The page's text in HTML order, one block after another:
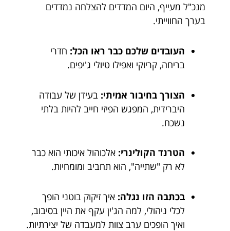
מנכ"ל מעייף, היום המדדים להצלחה נמדדים
בערך החווייתי.
העובדים שלכם כבר ראו הכל: חדרי
בריחה, קריוקי ואפילו טיולי ג'יפים.
הצורך בחיבור אמיתי: בעידן של עבודה
היברידית, המפגש הפיזי חייב להיות בלתי
נשכח.
הטרנד הקולינרי: אלכוהול איכותי הוא כבר
לא רק "שתייה", הוא תחביב ומומחיות.
בכתבה הזו נגלה: איך זיקוק בוטני הופך
לכלי ניהולי, למה הג'ין עקף את היין בסיבוב,
ואיך הופכים ערב צוות למעבדה של יצירתיות.